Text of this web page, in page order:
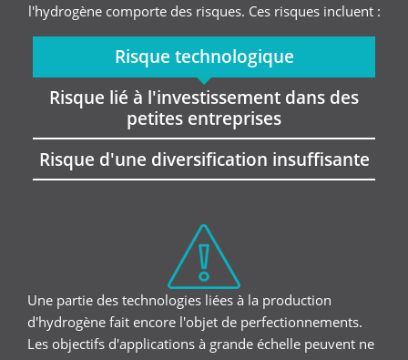
l'hydrogène comporte des risques. Ces risques incluent :
Risque technologique
Risque lié à l'investissement dans des
petites entreprises
Risque d'une diversification insuffisante
Une partie des technologies liées à la production
d'hydrogène fait encore l'objet de perfectionnements.
Les objectifs d'applications à grande échelle peuvent ne